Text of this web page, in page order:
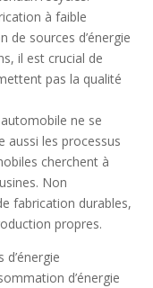
à faible
de sources d’énergie
il est crucial de
pas la qualité
ne se
aussi les processus
cherchent à
Non
fabrication durables,
propres.
d’énergie